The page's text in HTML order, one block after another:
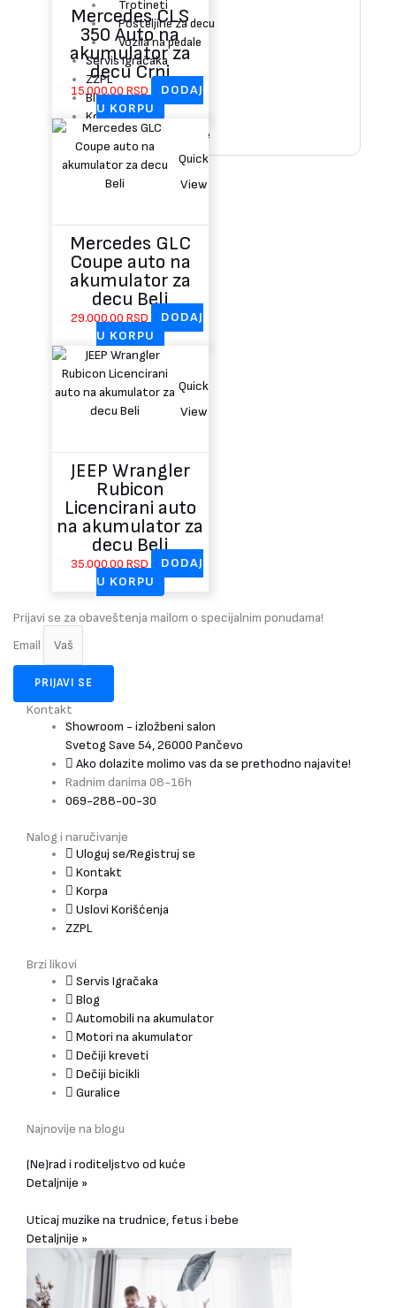
Trotineti
Posteljine za decu
Vozila na pedale
Servis Igračaka
ZZPL
Blog
Kontakt
Uloguj se / Registruj se
Mercedes CLS
350 Auto na
akumulator za
decu Crni
15.000,00 RSD
DODAJ
U KORPU
Quick
View
Mercedes GLC
Coupe auto na
akumulator za
decu Beli
29.000,00 RSD
DODAJ
U KORPU
Quick
View
JEEP Wrangler
Rubicon
Licencirani auto
na akumulator za
decu Beli
35.000,00 RSD
DODAJ
U KORPU
Prijavi se za obaveštenja mailom o specijalnim ponudama!
Email
PRIJAVI SE
Kontakt
Showroom - izložbeni salon
Svetog Save 54, 26000 Pančevo
Ako dolazite molimo vas da se prethodno najavite!
Radnim danima 08-16h
069-288-00-30
Nalog i naručivanje
Uloguj se/Registruj se
Kontakt
Korpa
Uslovi Korišćenja
ZZPL
Brzi likovi
Servis Igračaka
Blog
Automobili na akumulator
Motori na akumulator
Dečiji kreveti
Dečiji bicikli
Guralice
Najnovije na blogu
(Ne)rad i roditeljstvo od kuće
Detaljnije »
Uticaj muzike na trudnice, fetus i bebe
Detaljnije »